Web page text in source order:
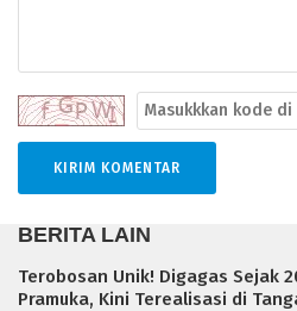
BERITA LAIN
Terobosan Unik! Digagas Sejak
Pramuka, Kini Terealisasi di